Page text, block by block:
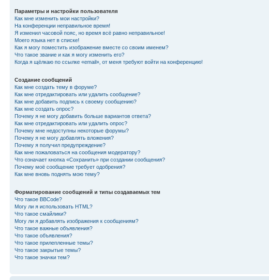
Параметры и настройки пользователя
Как мне изменить мои настройки?
На конференции неправильное время!
Я изменил часовой пояс, но время всё равно неправильное!
Моего языка нет в списке!
Как я могу поместить изображение вместе со своим именем?
Что такое звание и как я могу изменить его?
Когда я щёлкаю по ссылке «email», от меня требуют войти на конференцию!
Создание сообщений
Как мне создать тему в форуме?
Как мне отредактировать или удалить сообщение?
Как мне добавить подпись к своему сообщению?
Как мне создать опрос?
Почему я не могу добавить больше вариантов ответа?
Как мне отредактировать или удалить опрос?
Почему мне недоступны некоторые форумы?
Почему я не могу добавлять вложения?
Почему я получил предупреждение?
Как мне пожаловаться на сообщения модератору?
Что означает кнопка «Сохранить» при создании сообщения?
Почему моё сообщение требует одобрения?
Как мне вновь поднять мою тему?
Форматирование сообщений и типы создаваемых тем
Что такое BBCode?
Могу ли я использовать HTML?
Что такое смайлики?
Могу ли я добавлять изображения к сообщениям?
Что такое важные объявления?
Что такое объявления?
Что такое прилепленные темы?
Что такое закрытые темы?
Что такое значки тем?